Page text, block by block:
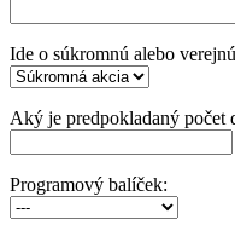
Ide o súkromnú alebo
Aký je predpokladaný počet
Programový balíček: